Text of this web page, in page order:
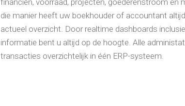
financiën, voorraad, projecten, goederenstroom en
die manier heeft uw boekhouder of accountant
actueel overzicht. Door realtime dashboards
informatie bent u altijd op de hoogte. Alle
transacties overzichtelijk in één ERP-systeem.